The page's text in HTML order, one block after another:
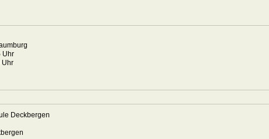
Uhr
Uhr
Deckbergen